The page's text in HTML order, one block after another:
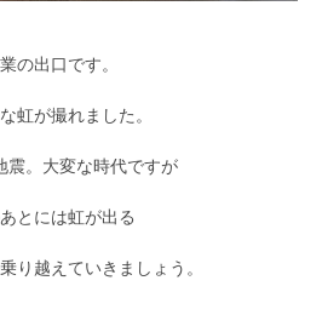
の出口です。
虹が撮れました。
震。大変な時代ですが
とには虹が出る
り越えていきましょう。